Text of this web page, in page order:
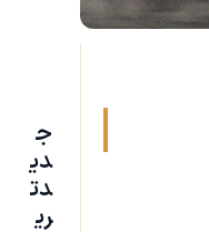
ج
دی
دت
ری